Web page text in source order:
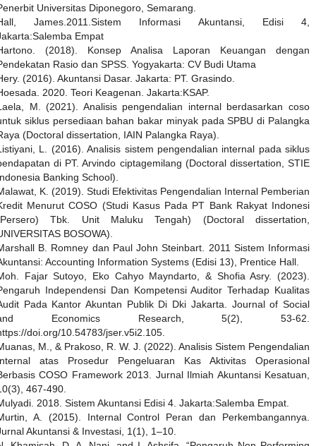
Universitas Diponegoro, Semarang.
James.2011.Sistem Informasi Akuntansi, Edisi 4,
Empat
(2018). Konsep Analisa Laporan Keuangan dengan
Rasio dan SPSS. Yogyakarta: CV Budi Utama
(2016). Akuntansi Dasar. Jakarta: PT. Grasindo.
2020. Teori Keagenan. Jakarta:KSAP.
M. (2021). Analisis pengendalian internal berdasarkan coso
siklus persediaan bahan bakar minyak pada SPBU di Palangka
(Doctoral dissertation, IAIN Palangka Raya).
L. (2016). Analisis sistem pengendalian internal pada siklus
di PT. Arvindo ciptagemilang (Doctoral dissertation, STIE
Banking School).
K. (2019). Studi Efektivitas Pengendalian Internal Pemberian
Menurut COSO (Studi Kasus Pada PT Bank Rakyat Indonesi
Tbk. Unit Maluku Tengah) (Doctoral dissertation,
BOSOWA).
B. Romney dan Paul John Steinbart. 2011 Sistem Informasi
Accounting Information Systems (Edisi 13), Prentice Hall.
Fajar Sutoyo, Eko Cahyo Mayndarto, & Shofia Asry. (2023).
Independensi Dan Kompetensi Auditor Terhadap Kualitas
Pada Kantor Akuntan Publik Di Dki Jakarta. Journal of Social
Economics Research, 5(2), 53-62.
doi.org/10.54783/jser.v5i2.105.
M., & Prakoso, R. W. J. (2022). Analisis Sistem Pengendalian
atas Prosedur Pengeluaran Kas Aktivitas Operasional
COSO Framework 2013. Jurnal Ilmiah Akuntansi Kesatuan,
467-490.
2018. Sistem Akuntansi Edisi 4. Jakarta:Salemba Empat.
A. (2015). Internal Control Peran dan Perkembangannya.
Akuntansi & Investasi, 1(1), 1–10.